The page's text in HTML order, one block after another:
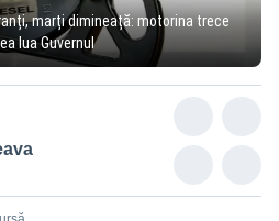
marți dimineață: motorina trece
lua Guvernul